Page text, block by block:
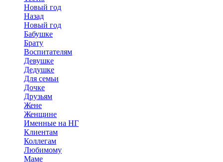
Новый год
Назад
Новый год
Бабушке
Брату
Воспитателям
Девушке
Дедушке
Для семьи
Дочке
Друзьям
Жене
Женщине
Именные на НГ
Клиентам
Коллегам
Любимому
Маме